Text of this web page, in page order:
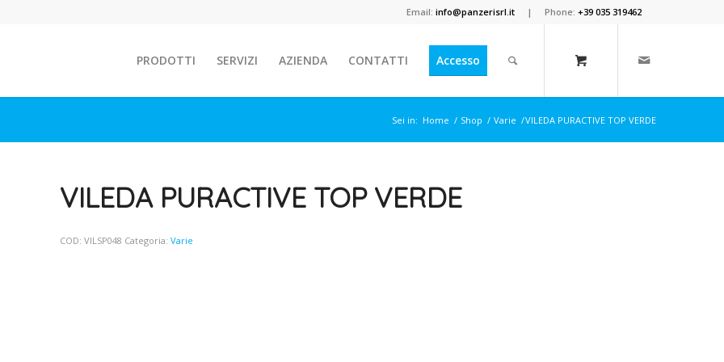
Email:info@panzerisrl.it | Phone:+39 035 319462
PRODOTTI SERVIZI AZIENDA CONTATTI Accesso
Sei in: Home / Shop / Varie /VILEDA PURACTIVE TOP VERDE
VILEDA PURACTIVE TOP VERDE
COD: VILSP048 Categoria: Varie